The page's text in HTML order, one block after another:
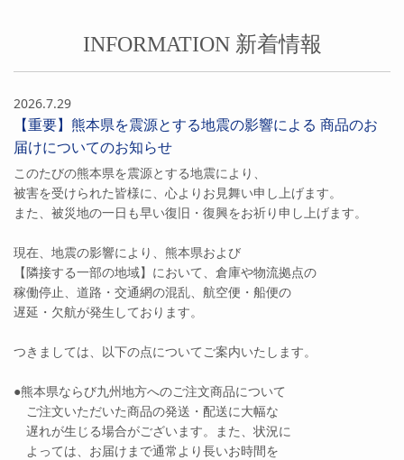
INFORMATION 新着情報
2026.7.29
【重要】熊本県を震源とする地震の影響による 商品のお
届けについてのお知らせ
このたびの熊本県を震源とする地震により、
被害を受けられた皆様に、心よりお見舞い申し上げます。
また、被災地の一日も早い復旧・復興をお祈り申し上げます。
現在、地震の影響により、熊本県および
【隣接する一部の地域】において、倉庫や物流拠点の
稼働停止、道路・交通網の混乱、航空便・船便の
遅延・欠航が発生しております。
つきましては、以下の点についてご案内いたします。
●熊本県ならび九州地方へのご注文商品について
ご注文いただいた商品の発送・配送に大幅な
遅れが生じる場合がございます。また、状況に
よっては、お届けまで通常より長いお時間を